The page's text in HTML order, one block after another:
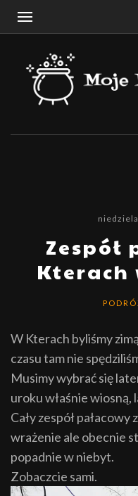
Zespół
Kterach
W Kterach byliśmy
czasu tam nie
Musimy wybrać się
uroku właśnie wiosną,
Cały zespół
wrażenie ale obecnie
popadnie w niebyt.
Zobaczcie sami.